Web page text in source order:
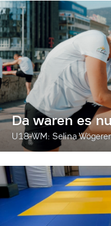
Da waren es
U18-WM: Selina